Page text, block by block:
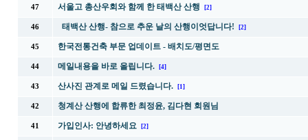
47 서울고 총산우회와 함께 한 태백산 산행 [2]
46 태백산 산행- 참으로 추운 날의 산행이엇답니다! [2]
45 한국전통건축 부문 업데이트 - 배치도/평면도
44 메일내용을 바로 올립니다. [4]
43 산사진 관계로 메일 드렸습니다. [1]
42 청계산 산행에 합류한 최정윤, 김다현 회원님
41 가입인사: 안녕하세요 [2]